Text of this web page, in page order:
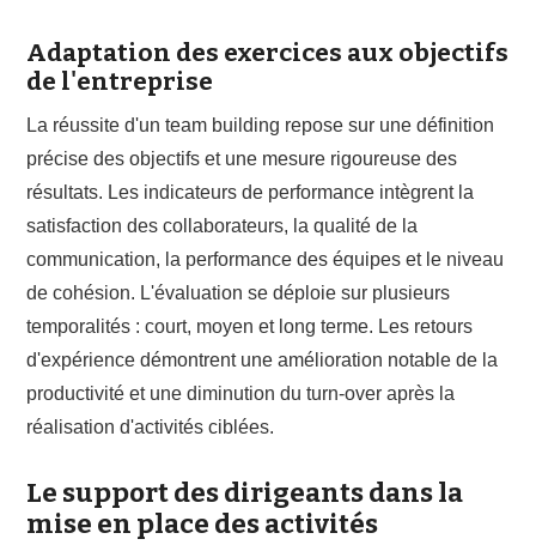
Adaptation des exercices aux objectifs
de l'entreprise
La réussite d'un team building repose sur une définition
précise des objectifs et une mesure rigoureuse des
résultats. Les indicateurs de performance intègrent la
satisfaction des collaborateurs, la qualité de la
communication, la performance des équipes et le niveau
de cohésion. L'évaluation se déploie sur plusieurs
temporalités : court, moyen et long terme. Les retours
d'expérience démontrent une amélioration notable de la
productivité et une diminution du turn-over après la
réalisation d'activités ciblées.
Le support des dirigeants dans la
mise en place des activités